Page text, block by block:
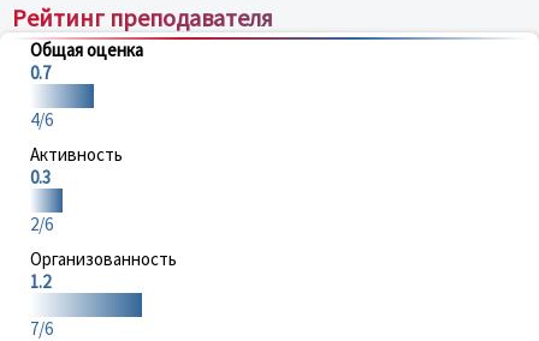
Рейтинг преподавателя
Общая оценка
0.7
4/6
Активность
0.3
2/6
Организованность
1.2
7/6